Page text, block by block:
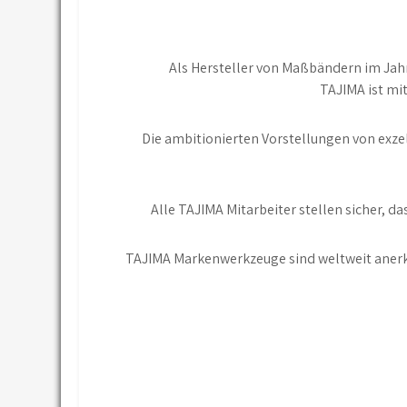
Als Hersteller von Maßbändern im
TAJIMA ist
Die ambitionierten Vorstellungen von
Alle TAJIMA Mitarbeiter stellen sicher,
TAJIMA Markenwerkzeuge sind weltweit